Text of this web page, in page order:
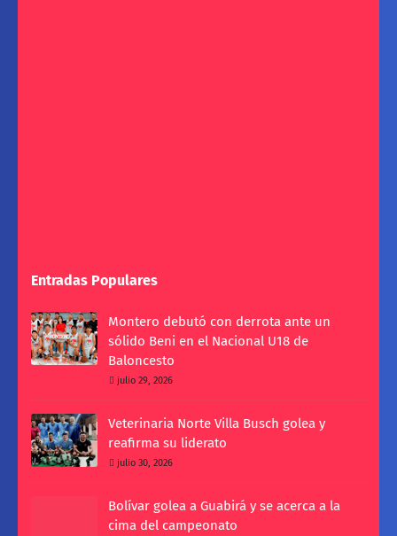
Entradas Populares
Montero debutó con derrota ante un
sólido Beni en el Nacional U18 de
Baloncesto
julio 29, 2026
Veterinaria Norte Villa Busch golea y
reafirma su liderato
julio 30, 2026
Bolívar golea a Guabirá y se acerca a la
cima del campeonato